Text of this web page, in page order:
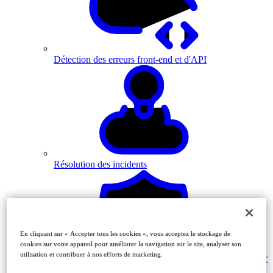
Détection des erreurs front-end et d'API
Résolution des incidents
Monitor
En cliquant sur « Accepter tous les cookies », vous acceptez le stockage de
cookies sur votre appareil pour améliorer la navigation sur le site, analyser son
utilisation et contribuer à nos efforts de marketing.